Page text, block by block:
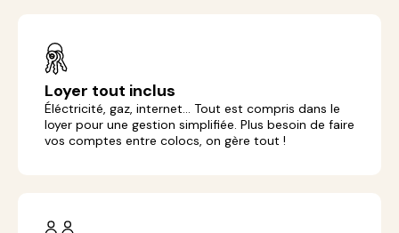
Loyer tout inclus
Éléctricité, gaz, internet... Tout est compris dans le
loyer pour une gestion simplifiée. Plus besoin de faire
vos comptes entre colocs, on gère tout !